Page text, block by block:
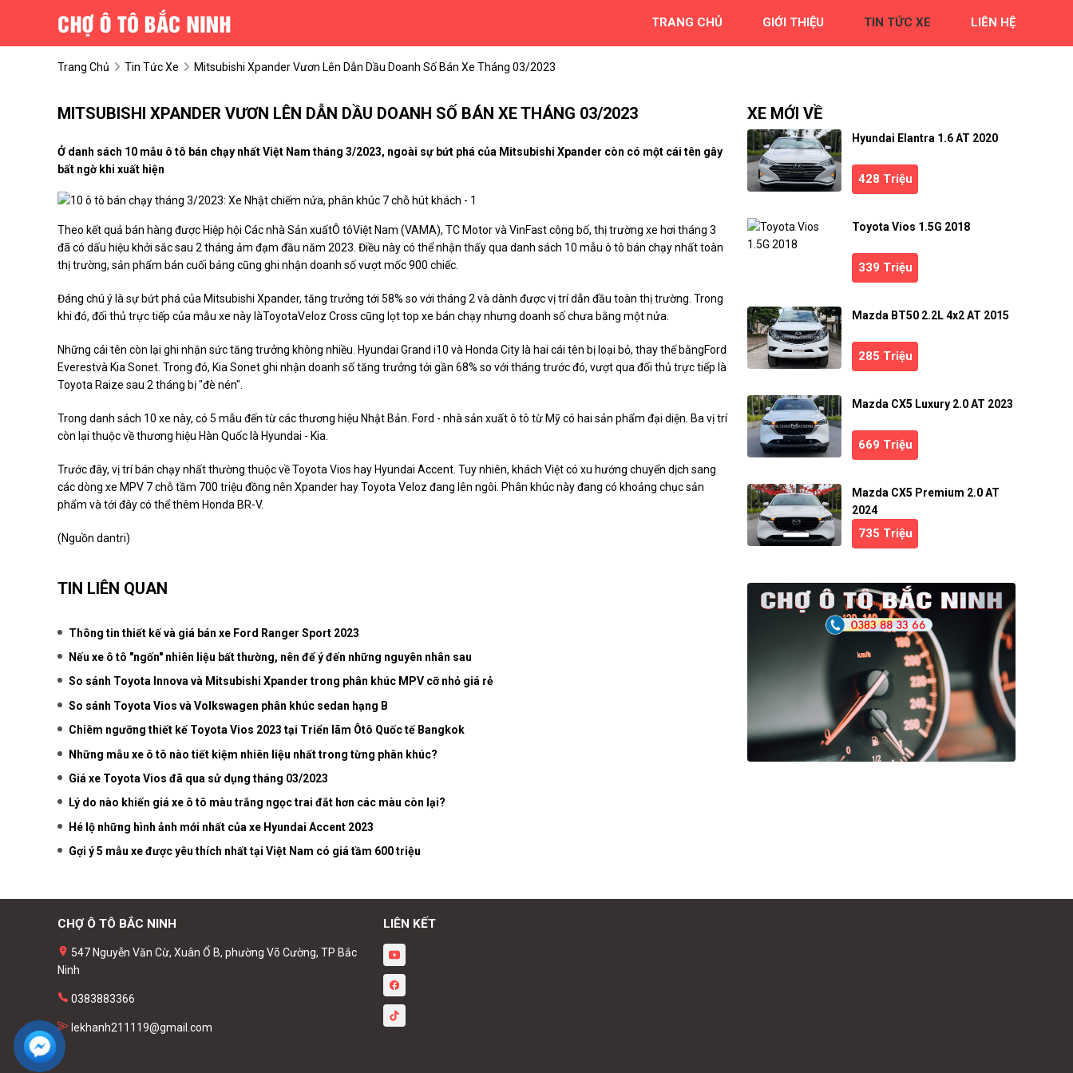
TRANG CHỦ GIỚI THIỆU TIN TỨC XE LIÊN HỆ
Trang Chủ Tin Tức Xe Mitsubishi Xpander Vươn Lên Dẫn Dầu Doanh Số Bán Xe Tháng 03/2023
MITSUBISHI XPANDER VƯƠN LÊN DẪN DẦU DOANH SỐ BÁN XE THÁNG 03/2023
Ở danh sách 10 mẫu ô tô bán chạy nhất Việt Nam tháng 3/2023, ngoài sự bứt phá của Mitsubishi Xpander còn có một cái tên gây
bất ngờ khi xuất hiện
Theo kết quả bán hàng được Hiệp hội Các nhà Sản xuấtÔ tôViệt Nam (VAMA), TC Motor và VinFast công bố, thị trường xe hơi tháng 3
đã có dấu hiệu khởi sắc sau 2 tháng ảm đạm đầu năm 2023. Điều này có thể nhận thấy qua danh sách 10 mẫu ô tô bán chạy nhất toàn
thị trường, sản phẩm bán cuối bảng cũng ghi nhận doanh số vượt mốc 900 chiếc.
Đáng chú ý là sự bứt phá của Mitsubishi Xpander, tăng trưởng tới 58% so với tháng 2 và dành được vị trí dẫn đầu toàn thị trường. Trong
khi đó, đối thủ trực tiếp của mẫu xe này làToyotaVeloz Cross cũng lọt top xe bán chạy nhưng doanh số chưa bằng một nửa.
Những cái tên còn lại ghi nhận sức tăng trưởng không nhiều. Hyundai Grand i10 và Honda City là hai cái tên bị loại bỏ, thay thế bằngFord
Everestvà Kia Sonet. Trong đó, Kia Sonet ghi nhận doanh số tăng trưởng tới gần 68% so với tháng trước đó, vượt qua đối thủ trực tiếp là
Toyota Raize sau 2 tháng bị "đè nén".
Trong danh sách 10 xe này, có 5 mẫu đến từ các thương hiệu Nhật Bản. Ford - nhà sản xuất ô tô từ Mỹ có hai sản phẩm đại diện. Ba vị trí
còn lại thuộc về thương hiệu Hàn Quốc là Hyundai - Kia.
Trước đây, vị trí bán chạy nhất thường thuộc về Toyota Vios hay Hyundai Accent. Tuy nhiên, khách Việt có xu hướng chuyển dịch sang
các dòng xe MPV 7 chỗ tầm 700 triệu đồng nên Xpander hay Toyota Veloz đang lên ngôi. Phân khúc này đang có khoảng chục sản
phẩm và tới đây có thể thêm Honda BR-V.
(Nguồn dantri)
TIN LIÊN QUAN
Thông tin thiết kế và giá bán xe Ford Ranger Sport 2023
Nếu xe ô tô "ngốn" nhiên liệu bất thường, nên để ý đến những nguyên nhân sau
So sánh Toyota Innova và Mitsubishi Xpander trong phân khúc MPV cỡ nhỏ giá rẻ
So sánh Toyota Vios và Volkswagen phân khúc sedan hạng B
Chiêm ngưỡng thiết kế Toyota Vios 2023 tại Triển lãm Ôtô Quốc tế Bangkok
Những mẫu xe ô tô nào tiết kiệm nhiên liệu nhất trong từng phân khúc?
Giá xe Toyota Vios đã qua sử dụng tháng 03/2023
Lý do nào khiến giá xe ô tô màu trắng ngọc trai đắt hơn các màu còn lại?
Hé lộ những hình ảnh mới nhất của xe Hyundai Accent 2023
Gợi ý 5 mẫu xe được yêu thích nhất tại Việt Nam có giá tầm 600 triệu
XE MỚI VỀ
Hyundai Elantra 1.6 AT 2020
428 Triệu
Toyota Vios 1.5G 2018
339 Triệu
Mazda BT50 2.2L 4x2 AT 2015
285 Triệu
Mazda CX5 Luxury 2.0 AT 2023
669 Triệu
Mazda CX5 Premium 2.0 AT
2024
735 Triệu
CHỢ Ô TÔ BẮC NINH
547 Nguyễn Văn Cừ, Xuân Ổ B, phường Võ Cường, TP Bắc
Ninh
0383883366
lekhanh211119@gmail.com
LIÊN KẾT